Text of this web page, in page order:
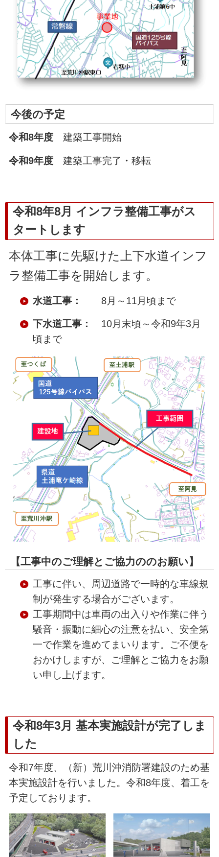
今後の予定
令和8年度建築工事開始
令和9年度 建築工事完了・移転
令和8年8月 インフラ整備工事がス
タートします
本体工事に先駆けた上下水道インフ
ラ整備工事を開始します。
水道工事： 8月～11月頃まで
下水道工事： 10月末頃～令和9年3月
頃まで
【工事中のご理解とご協力ののお願い】
工事に伴い、周辺道路で一時的な車線規
制が発生する場合がございます。
工事期間中は車両の出入りや作業に伴う
騒音・振動に細心の注意を払い、安全第
一で作業を進めてまいります。ご不便を
おかけしますが、ご理解とご協力をお願
い申し上げます。
令和8年3月 基本実施設計が完了しま
した
令和7年度、（新）荒川沖消防署建設のため基
本実施設計を行いました。令和8年度、着工を
予定しております。